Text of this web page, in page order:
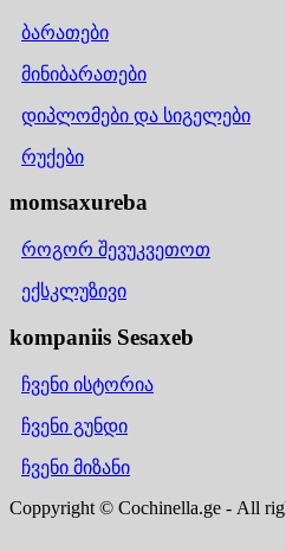
ბარათები
მინიბარათები
დიპლომები და სიგელები
რუქები
momsaxureba
როგორ შევუკვეთოთ
ექსკლუზივი
kompaniis Sesaxeb
ჩვენი ისტორია
ჩვენი გუნდი
ჩვენი მიზანი
Coppyright © Cochinella.ge - All